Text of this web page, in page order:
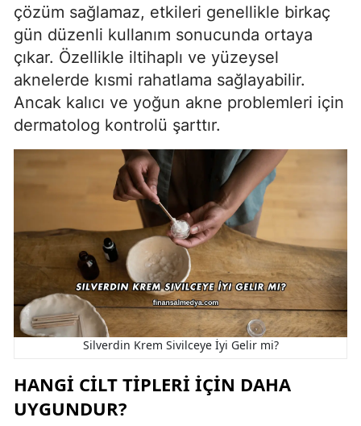
çözüm sağlamaz, etkileri genellikle birkaç
gün düzenli kullanım sonucunda ortaya
çıkar. Özellikle iltihaplı ve yüzeysel
aknelerde kısmi rahatlama sağlayabilir.
Ancak kalıcı ve yoğun akne problemleri için
dermatolog kontrolü şarttır.
Silverdin Krem Sivilceye İyi Gelir mi?
HANGI CILT TIPLERI İÇIN DAHA
UYGUNDUR?